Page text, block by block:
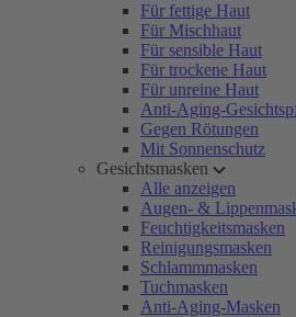
Für fettige Haut
Für Mischhaut
Für sensible Haut
Für trockene Haut
Für unreine Haut
Anti-Aging-
Gegen Rötungen
Mit Sonnenschutz
Gesichtsmasken
Alle anzeigen
Augen- &
Feuchtigkeitsmasken
Reinigungsmasken
Schlammmasken
Tuchmasken
Anti-Aging-Masken